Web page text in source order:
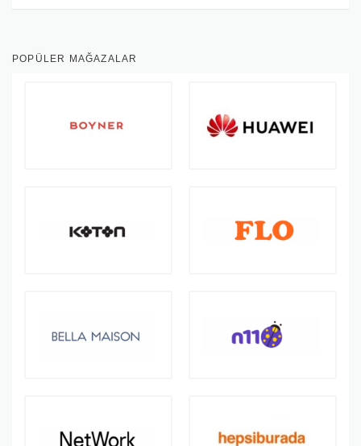
POPÜLER MAĞAZALAR